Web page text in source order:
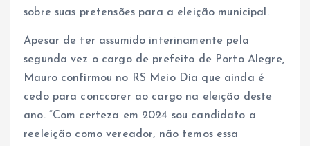
sobre suas pretensões para a eleição municipal.
Apesar de ter assumido interinamente pela
segunda vez o cargo de prefeito de Porto Alegre,
Mauro confirmou no RS Meio Dia que ainda é
cedo para conccorer ao cargo na eleição deste
ano. “Com certeza em 2024 sou candidato a
reeleição como vereador, não temos essa